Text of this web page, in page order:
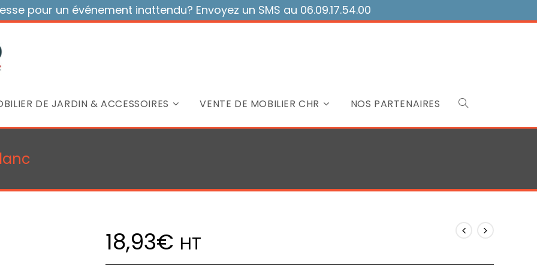
pour un événement inattendu? Envoyez un SMS au 06.09.17.54.00
DE JARDIN & ACCESSOIRES VENTE DE MOBILIER CHR NOS PARTENAIRES Toggle
search
18,93€ HT